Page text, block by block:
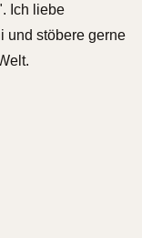
Ich liebe
und stöbere gerne